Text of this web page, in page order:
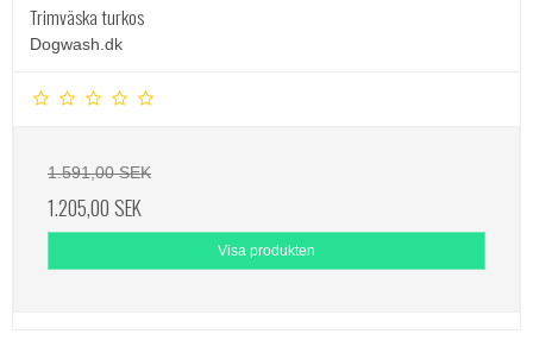
Trimväska turkos
Dogwash.dk
1.591,00 SEK
1.205,00 SEK
Visa produkten